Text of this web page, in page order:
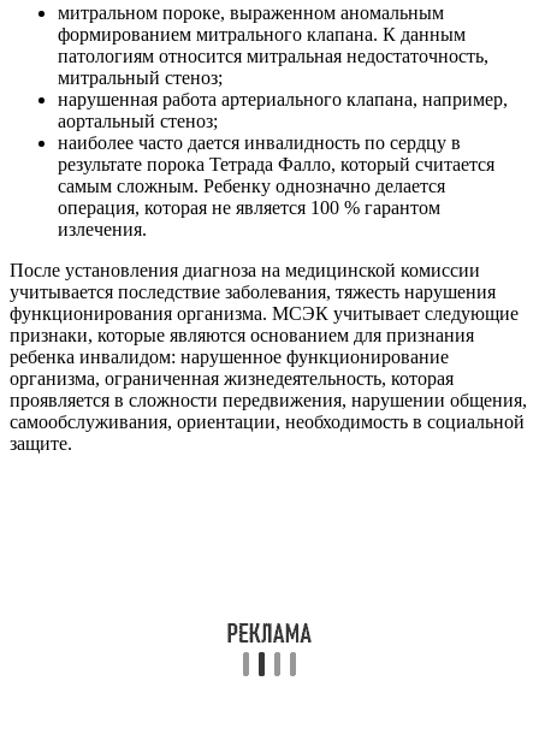
митральном пороке, выраженном аномальным
формированием митрального клапана. К данным
патологиям относится митральная недостаточность,
митральный стеноз;
нарушенная работа артериального клапана, например,
аортальный стеноз;
наиболее часто дается инвалидность по сердцу в
результате порока Тетрада Фалло, который считается
самым сложным. Ребенку однозначно делается
операция, которая не является 100 % гарантом
излечения.
После установления диагноза на медицинской комиссии
учитывается последствие заболевания, тяжесть нарушения
функционирования организма. МСЭК учитывает следующие
признаки, которые являются основанием для признания
ребенка инвалидом: нарушенное функционирование
организма, ограниченная жизнедеятельность, которая
проявляется в сложности передвижения, нарушении общения,
самообслуживания, ориентации, необходимость в социальной
защите.